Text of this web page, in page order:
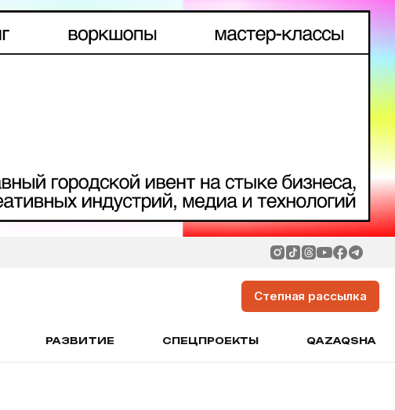
Степная рассылка
РАЗВИТИЕ СПЕЦПРОЕКТЫ QAZAQSHA